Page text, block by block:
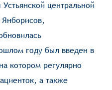
центральной
году был введен в
котором регулярно
а также